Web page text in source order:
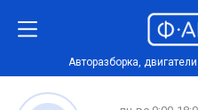
Авторазборка,